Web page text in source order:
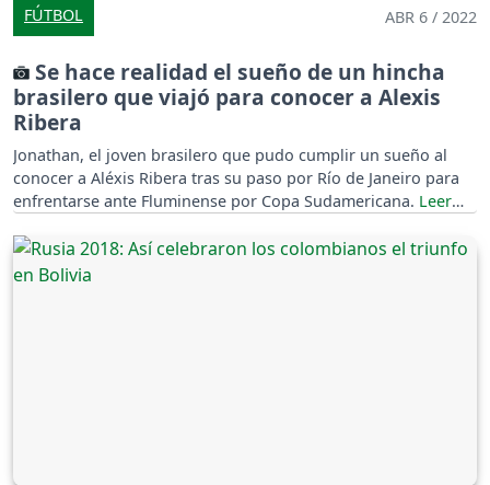
FÚTBOL ABR 6 / 2022
Se hace realidad el sueño de un hincha
brasilero que viajó para conocer a Alexis
Ribera
Jonathan, el joven brasilero que pudo cumplir un sueño al
conocer a Aléxis Ribera tras su paso por Río de Janeiro para
enfrentarse ante Fluminense por Copa Sudamericana.